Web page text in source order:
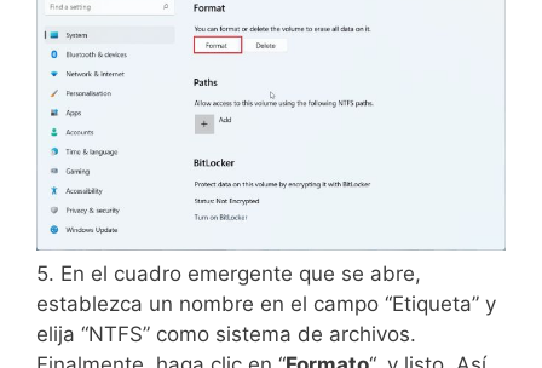
5. En el cuadro emergente que se abre,
establezca un nombre en el campo “Etiqueta” y
elija “NTFS” como sistema de archivos.